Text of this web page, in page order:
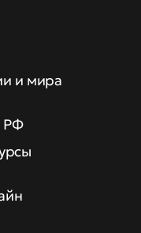
и мира
РФ